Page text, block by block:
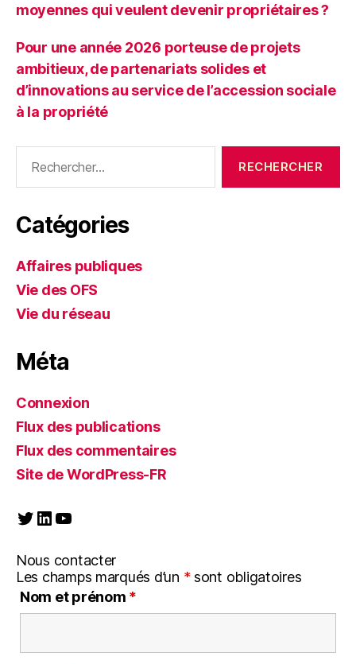
moyennes qui veulent devenir propriétaires ?
Pour une année 2026 porteuse de projets
ambitieux, de partenariats solides et
d’innovations au service de l’accession sociale
à la propriété
Catégories
Affaires publiques
Vie des OFS
Vie du réseau
Méta
Connexion
Flux des publications
Flux des commentaires
Site de WordPress-FR
Twitter
LinkedIn
YouTube
Nous contacter
Les champs marqués d’un *sont obligatoires
Nom et prénom *